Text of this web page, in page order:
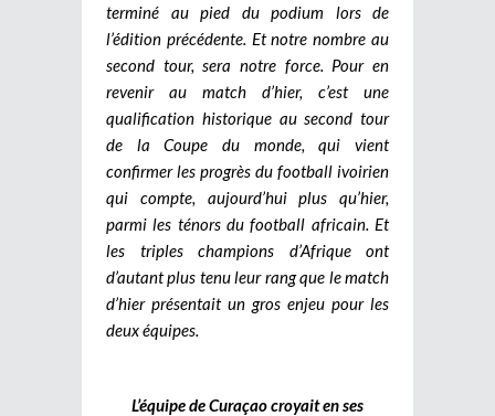
terminé au pied du podium lors de
l’édition précédente. Et notre nombre au
second tour, sera notre force. Pour en
revenir au match d’hier, c’est une
qualification historique au second tour
de la Coupe du monde, qui vient
confirmer les progrès du football ivoirien
qui compte, aujourd’hui plus qu’hier,
parmi les ténors du football africain. Et
les triples champions d’Afrique ont
d’autant plus tenu leur rang que le match
d’hier présentait un gros enjeu pour les
deux équipes.
L’équipe de Curaçao croyait en ses